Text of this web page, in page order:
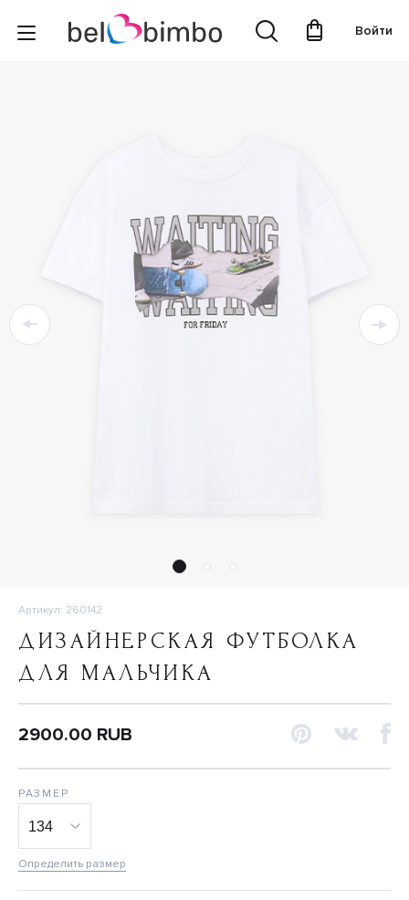
Войти
Артикул: 260142
ДИЗАЙНЕРСКАЯ ФУТБОЛКА
ДЛЯ МАЛЬЧИКА
2900.00 RUB
РАЗМЕР
Определить размер